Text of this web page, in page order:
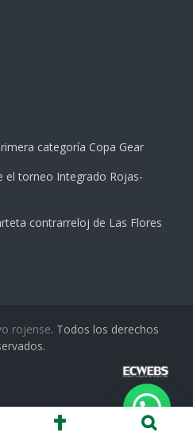
categoría Copa Gear
el torneo Integrado Rojas-
contrarreloj de Las Flores
rojense. Todos los derechos